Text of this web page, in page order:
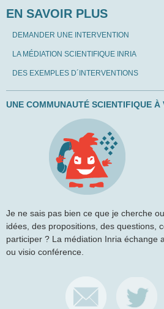
EN SAVOIR PLUS
DEMANDER UNE INTERVENTION
LA MÉDIATION SCIENTIFIQUE INRIA
DES EXEMPLES D´INTERVENTIONS
UNE COMMUNAUTÉ SCIENTIFIQUE À
Je ne sais pas bien ce que je cherche
idées, des propositions, des questions,
participer ? La médiation Inria échange
ou visio conférence.